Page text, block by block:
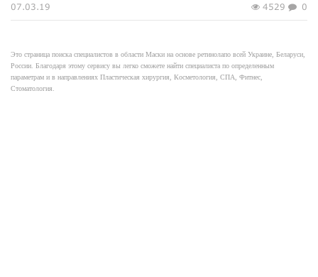
07.03.19 4529 0
Это страница поиска специалистов в области Маски на основе ретинолапо всей Украине, Беларуси,
России. Благодаря этому сервису вы легко сможете найти специалиста по определенным
параметрам и в направлениях Пластическая хирургия, Косметология, СПА, Фитнес,
Стоматология.